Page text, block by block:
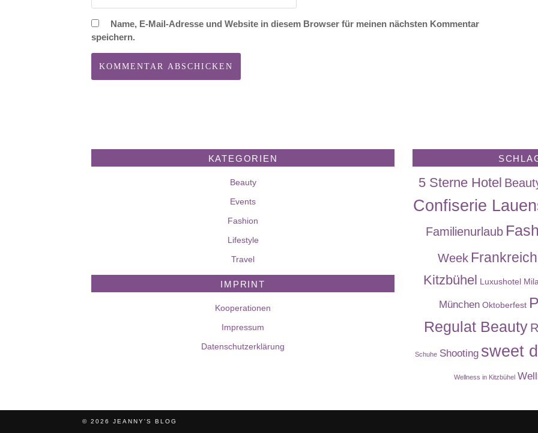
Name, E-Mail-Adresse und Website in diesem Browser für meinen nächsten Kommentar
speichern.
KATEGORIEN
Beauty
Events
Fashion
Lifestyle
Travel
IMPRINT
Kooperationen
Impressum
Datenschutzerklärung
5 Sterne Hotel
Confiserie
Familienurlaub
Week Frankreich
Kitzbühel Luxushotel
München Oktoberfest
Regulat Beauty
Schuhe Shooting sweet
Wellness in Kitzbühel
© 2026 JEANNY'S BLOG